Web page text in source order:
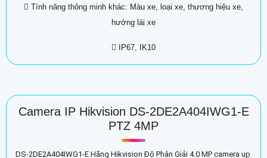
 Tính năng thông minh khác: Màu xe, loại xe, thương hiệu xe,
hướng lái xe
 IP67, IK10
Camera IP Hikvision DS-2DE2A404IWG1-E
PTZ 4MP
DS-2DE2A404IWG1-E Hãng Hikvision Độ Phân Giải 4.0 MP camera up